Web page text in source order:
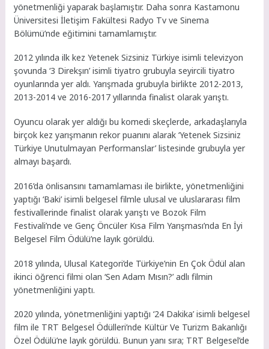
yönetmenliği yaparak başlamıştır. Daha sonra Kastamonu
Üniversitesi İletişim Fakültesi Radyo Tv ve Sinema
Bölümü’nde eğitimini tamamlamıştır.
2012 yılında ilk kez Yetenek Sizsiniz Türkiye isimli televizyon
şovunda ‘3 Direkşın’ isimli tiyatro grubuyla seyircili tiyatro
oyunlarında yer aldı. Yarışmada grubuyla birlikte 2012-2013,
2013-2014 ve 2016-2017 yıllarında finalist olarak yarıştı.
Oyuncu olarak yer aldığı bu komedi skeçlerde, arkadaşlarıyla
birçok kez yarışmanın rekor puanını alarak ‘Yetenek Sizsiniz
Türkiye Unutulmayan Performanslar’ listesinde grubuyla yer
almayı başardı.
2016’da önlisansını tamamlaması ile birlikte, yönetmenliğini
yaptığı ‘Baki’ isimli belgesel filmle ulusal ve uluslararası film
festivallerinde finalist olarak yarıştı ve Bozok Film
Festivali’nde ve Genç Öncüler Kısa Film Yarışması’nda En İyi
Belgesel Film Ödülü’ne layık görüldü.
2018 yılında, Ulusal Kategori’de Türkiye’nin En Çok Ödül alan
ikinci öğrenci filmi olan ‘Sen Adam Mısın?’ adlı filmin
yönetmenliğini yaptı.
2020 yılında, yönetmenliğini yaptığı ‘24 Dakika’ isimli belgesel
film ile TRT Belgesel Ödülleri’nde Kültür Ve Turizm Bakanlığı
Özel Ödülü’ne layık görüldü. Bunun yanı sıra; TRT Belgesel’de